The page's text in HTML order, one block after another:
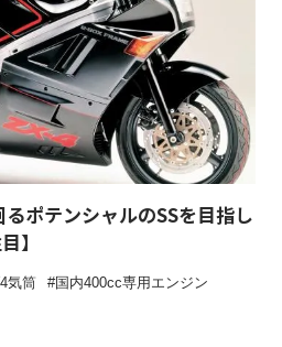
ポテンシャルのSSを目指し
】
気筒
国内400cc専用エンジン